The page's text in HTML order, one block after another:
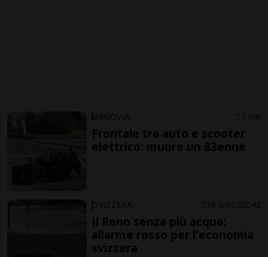
ARGOVIA 7 ore
Frontale tra auto e scooter
elettrico: muore un 83enne
SVIZZERA 18 ore 20 42
Il Reno senza più acqua:
allarme rosso per l'economia
svizzera